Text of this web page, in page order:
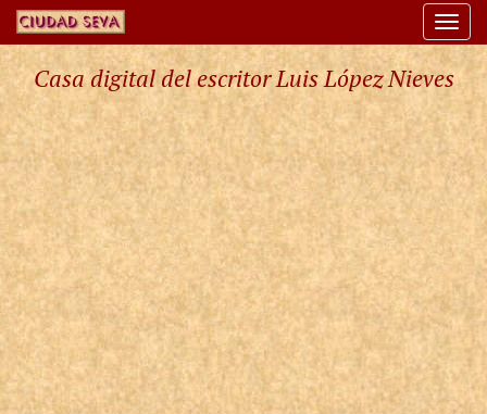
Casa digital del escritor Luis López Nieves